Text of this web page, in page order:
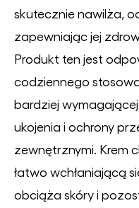
skutecznie nawilża,
zapewniając jej
Produkt ten jest
codziennego
bardziej
ukojenia i ochrony
zewnętrznymi. Krem
łatwo wchłaniającą
obciąża skóry i